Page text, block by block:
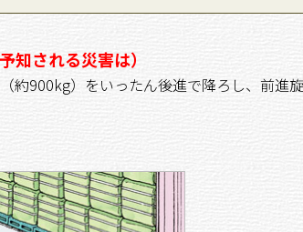
される災害は）
約900kg）をいったん後進で降ろし、前進